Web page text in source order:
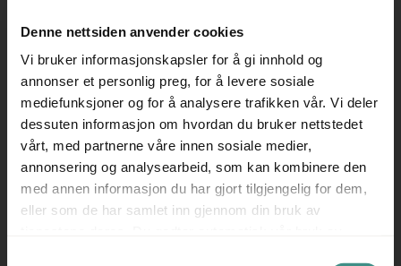
Denne nettsiden anvender cookies
Vi bruker informasjonskapsler for å gi innhold og
annonser et personlig preg, for å levere sosiale
mediefunksjoner og for å analysere trafikken vår. Vi deler
dessuten informasjon om hvordan du bruker nettstedet
vårt, med partnerne våre innen sosiale medier,
annonsering og analysearbeid, som kan kombinere den
med annen informasjon du har gjort tilgjengelig for dem,
eller som de har samlet inn gjennom din bruk av
Sete og rygg i hvit plast
Kan stables / stablestol
Fungerer også som besøksstol, møteromsstol eller evt
spisestuestol.
---
Prisen er pr stol.
---
Se også våre andre annonser for et godt utvalg i pent